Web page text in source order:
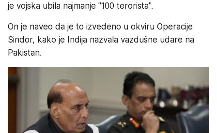
je vojska ubila najmanje "100 terorista".
On je naveo da je to izvedeno u okviru Operacije
Sindor, kako je Indija nazvala vazdušne udare na
Pakistan.